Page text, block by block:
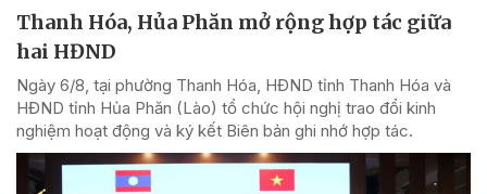
Thanh Hóa, Hủa Phăn mở rộng hợp tác giữa
hai HĐND
Ngày 6/8, tại phường Thanh Hóa, HĐND tỉnh Thanh Hóa và
HĐND tỉnh Hủa Phăn (Lào) tổ chức hội nghị trao đổi kinh
nghiệm hoạt động và ký kết Biên bản ghi nhớ hợp tác.